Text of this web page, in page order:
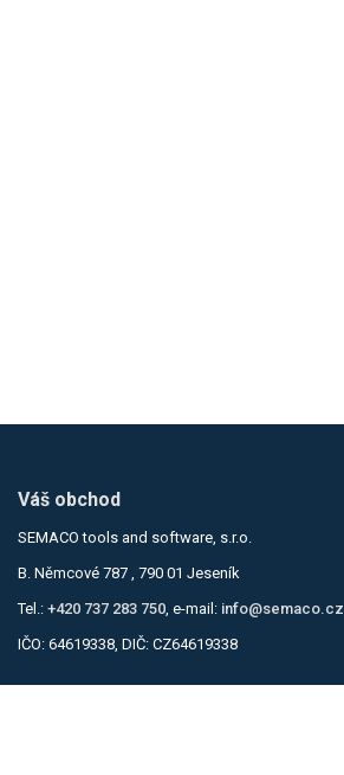
Váš obchod
SEMACO tools and software, s.r.o.
B. Němcové 787 , 790 01 Jeseník
Tel.: +420 737 283 750, e-mail: info@semaco.cz
IČO: 64619338, DIČ: CZ64619338